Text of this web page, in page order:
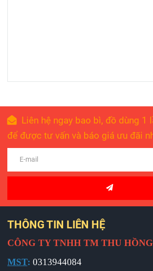
Liên hệ ngay bao bì, đồ dùng 1
để được tư vấn và báo giá ưu đãi
THÔNG TIN LIÊN HỆ
CÔNG TY TNHH TM THU HỒNG
MST: 0313944084